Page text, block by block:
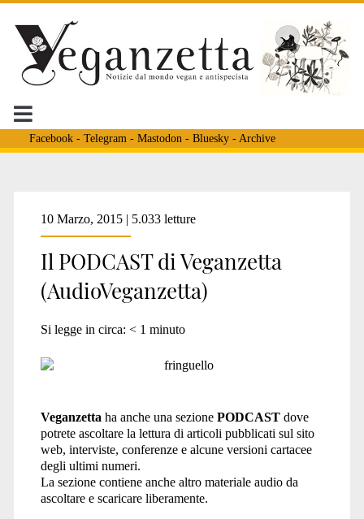
Facebook- Telegram - Mastodon - Bluesky- Archive
Tag:
<span>registrazioni
audio</span>
10 Marzo, 2015 | 5.033 letture
Il PODCAST di Veganzetta
(AudioVeganzetta)
Si legge in circa: < 1 minuto
Veganzetta ha anche una sezione PODCASTdove
potrete ascoltare la lettura di articoli pubblicati sul sito
web, interviste, conferenze e alcune versioni cartacee
degli ultimi numeri.
La sezione contiene anche altro materiale audio da
ascoltare e scaricare liberamente.